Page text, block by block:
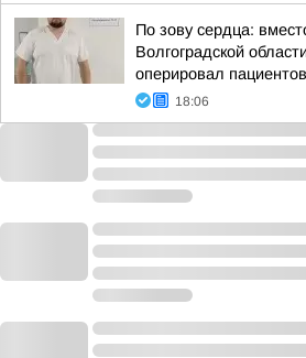
По зову сердца:
Волгоградской
оперировал
18:06